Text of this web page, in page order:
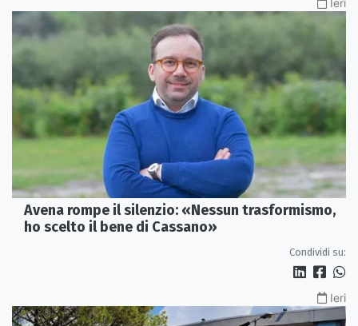
Avena rompe il silenzio: «Nessun trasformismo,
ho scelto il bene di Cassano»
Condividi su:
Ieri